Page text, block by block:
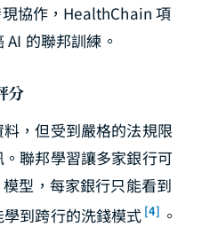
協作，HealthChain 項
的聯邦訓練。
分
，但受到嚴格的法規限
聯邦學習讓多家銀行可
型，每家銀行只能看到
到跨行的洗錢模式 [4] 。